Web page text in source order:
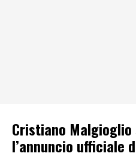
Cristiano
l’annuncio ufficiale